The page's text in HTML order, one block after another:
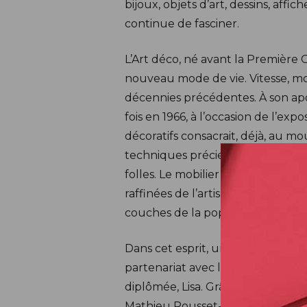
bijoux, objets d’art, dessins,
continue de fasciner.
L’Art déco, né avant la
nouveau mode de vie. Vitesse,
décennies précédentes. À son
fois en 1966, à l’occasion de
décoratifs consacrait, déjà, au
techniques précieuses utilisés
folles. Le mobilier et les objets,
raffinées de l’artisanat d’art, ils
couches de la population.
Dans cet esprit, une
partenariat avec le musée des
diplômée, Lisa. Grâce à une